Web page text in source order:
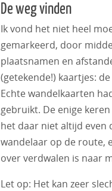
De weg vinden
Ik vond het niet heel
gemarkeerd, door
plaatsnamen en
(getekende!) kaartjes: de
Echte wandelkaarten
gebruikt. De enige
het daar niet altijd even
wandelaar op de route,
over verdwalen is naar
Let op: Het kan zeer